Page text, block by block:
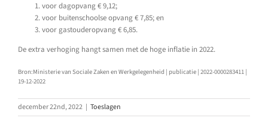
voor dagopvang € 9,12;
voor buitenschoolse opvang € 7,85; en
voor gastouderopvang € 6,85.
De extra verhoging hangt samen met de hoge inflatie in 2022.
Bron:Ministerie van Sociale Zaken en Werkgelegenheid | publicatie | 2022-0000283411 |
19-12-2022
december 22nd, 2022 | Toeslagen